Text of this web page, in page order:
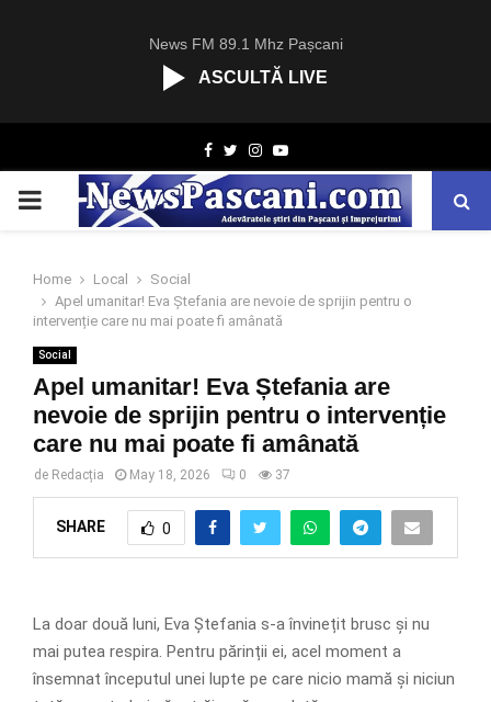
News FM 89.1 Mhz Pașcani
ASCULTĂ LIVE
Facebook
TwitterInstagram
Youtube
PRIMARY
Home Local
Social
Apel umanitar! Eva Ștefania are nevoie de sprijin pentru o
intervenție care nu mai poate fi amânată
Social
Apel umanitar! Eva Ștefania are
nevoie de sprijin pentru o intervenție
care nu mai poate fi amânată
de Redacția May 18, 2026 0 37
SHARE 0
La doar două luni, Eva Ștefania s-a învinețit brusc și nu
mai putea respira. Pentru părinții ei, acel moment a
însemnat începutul unei lupte pe care nicio mamă și niciun